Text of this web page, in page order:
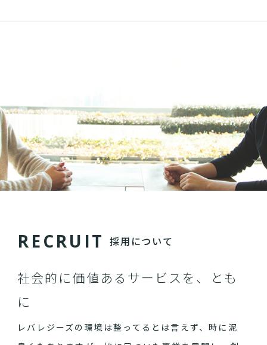
RECRU IT 採用について
社会的に価値あるサービスを、とも
に
レバレジーズの環境は整ってるとは言えず、時に泥